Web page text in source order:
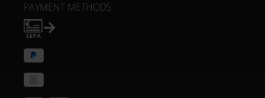
PAYMENT METHODS